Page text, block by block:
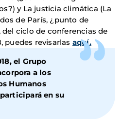
y La justicia climática (La
de París, ¿punto de
ciclo de conferencias de
puedes revisarlas aquí.
el Grupo
a los
Humanos
en su